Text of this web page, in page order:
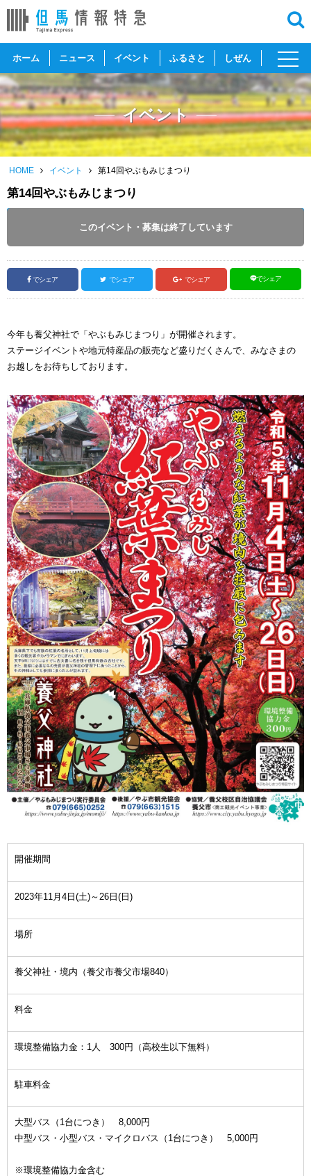
ホーム ニュース イベント ふるさと しぜん
toggle
イベント
HOME イベント 第14回やぶもみじまつり
第14回やぶもみじまつり
このイベント・募集は終了しています
でシェア でシェア でシェア でシェア
今年も養父神社で「やぶもみじまつり」が開催されます。
ステージイベントや地元特産品の販売など盛りだくさんで、みなさまの
お越しをお待ちしております。
開催期間
2023年11月4日(土)～26日(日)
場所
養父神社・境内（養父市養父市場840）
料金
環境整備協力金：1人 300円（高校生以下無料）
駐車料金
大型バス（1台につき） 8,000円
中型バス・小型バス・マイクロバス（1台につき） 5,000円
※環境整備協力金含む